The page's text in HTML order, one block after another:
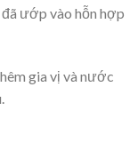
ướp vào hỗn hợp
gia vị và nước